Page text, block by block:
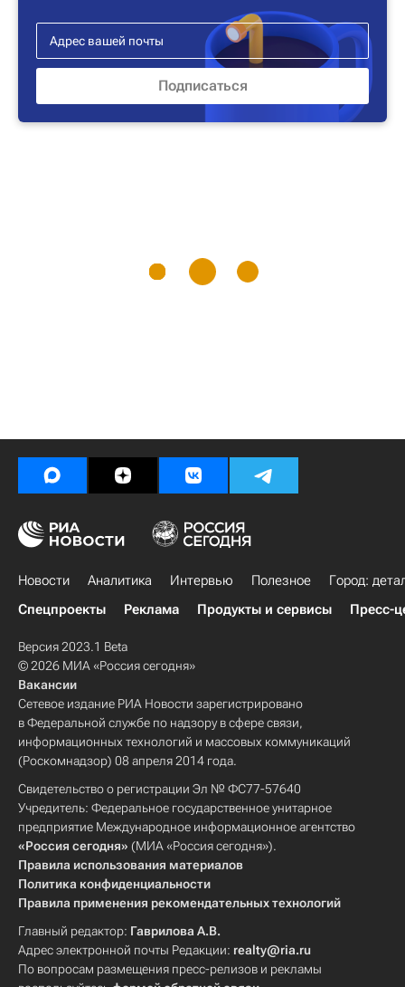
Новости Аналитика Интервью Полезное
Город:
Спецпроекты
Реклама Продукты и сервисы Пресс-
Версия 2023.1 Beta
© 2026 МИА «Россия сегодня»
Вакансии
Сетевое издание РИА Новости зарегистрировано
в Федеральной службе по надзору в сфере связи,
информационных технологий и массовых коммуникаций
(Роскомнадзор) 08 апреля 2014 года.
Свидетельство о регистрации Эл № ФС77-57640
Учредитель: Федеральное государственное унитарное
предприятие Международное информационное агентство
«Россия сегодня» (МИА «Россия сегодня»).
Правила использования материалов
Политика конфиденциальности
Правила применения рекомендательных технологий
Главный редактор: Гаврилова А.В.
Адрес электронной почты Редакции: realty@ria.ru
По вопросам размещения пресс-релизов и рекламы